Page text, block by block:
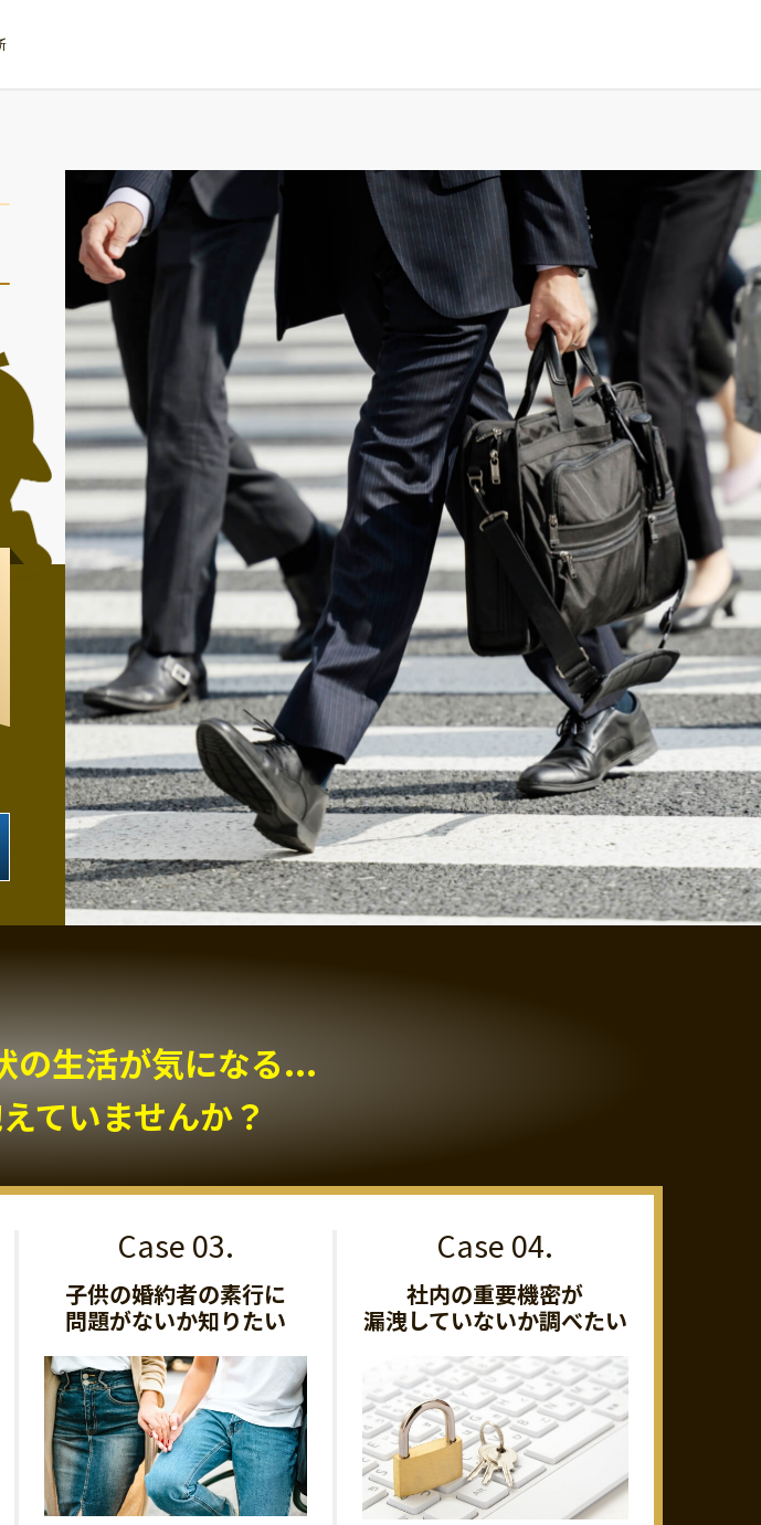
の生活が気になる...
ていませんか？
子供の婚約者の素行に
問題がないか知りたい
社内の重要機密が
漏洩していないか調べたい